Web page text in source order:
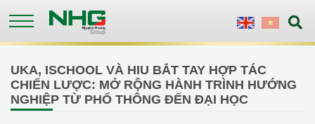
main
UKA, ISCHOOL VÀ HIU BẮT TAY HỢP TÁC
CHIẾN LƯỢC: MỞ RỘNG HÀNH TRÌNH HƯỚNG
NGHIỆP TỪ PHỔ THÔNG ĐẾN ĐẠI HỌC